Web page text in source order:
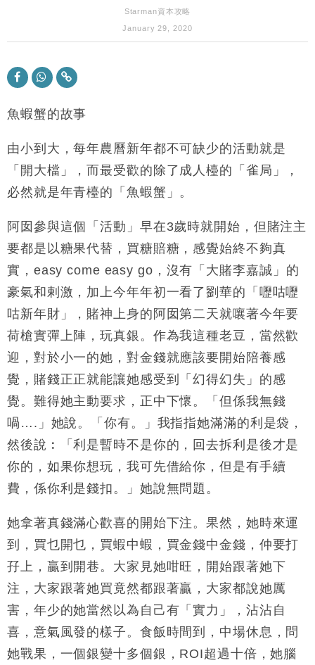
財經｜華僑銀行上半年淨利創新高 中期息增15%至
47仙
17:33
及消費表現
損失近6900萬元
15:47
財經｜恒隆10月換帥 玩具「反」斗城亞洲CEO蔡德
13:44
差達1125億美元
12:44
財經｜日本春季三度入市撐日圓 4月單日斥6.28萬億
日圓干預創新高
11:12
國際｜特朗普料美伊戰事快結束 承認部分彈藥庫存緊
張
15:59
財經｜SA售股自救後再出手 斥4億美元押注未上市公
司
Starman資本攻略
January 29, 2020
魚蝦蟹的故事
由小到大，每年農曆新年都不可缺少的活動就是
「開大檔」，而最受歡的除了成人檯的「雀局」，
必然就是年青檯的「魚蝦蟹」。
阿囡參與這個「活動」早在3歲時就開始，但賭注主
要都是以糖果代替，買糖賠糖，感覺始終不夠真
實，easy come easy go，沒有「大賭李嘉誠」的
豪氣和剌激，加上今年年初一看了劉華的「嚦咕嚦
咕新年財」，賭神上身的阿囡第二天就嚷著今年要
荷槍實彈上陣，玩真銀。作為我這種老豆，當然歡
迎，對於小一的她，對金錢就應該要開始陪養感
覺，賭錢正正就能讓她感受到「幻得幻失」的感
覺。難得她主動要求，正中下懷。「但係我無錢
喎….」她說。「你有。」我指指她滿滿的利是袋，
然後說︰「利是暫時不是你的，回去拆利是後才是
你的，如果你想玩，我可先借給你，但是有手續
費，係你利是錢扣。」她說無問題。
她拿著真錢滿心歡喜的開始下注。果然，她時來運
到，買乜開乜，買蝦中蝦，買金錢中金錢，仲要打
孖上，贏到開巷。大家見她咁旺，開始跟著她下
注，大家跟著她買竟然都跟著贏，大家都說她厲
害，年少的她當然以為自己有「實力」，沾沾自
喜，意氣風發的樣子。食飯時間到，中場休息，問
她戰果，一個銀變十多個銀，ROI超過十倍，她腦